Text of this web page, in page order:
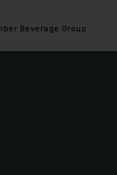
Beverage Group